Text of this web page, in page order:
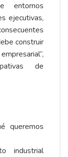
entornos
ejecutivas,
construir
de
queremos
industrial